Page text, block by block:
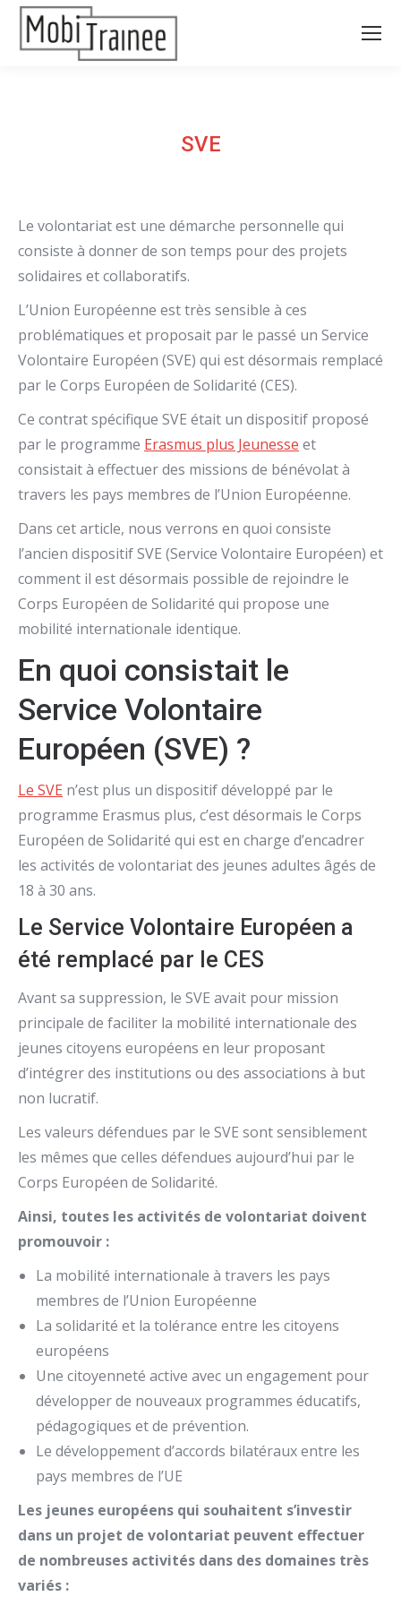
SVE
Le volontariat est une démarche personnelle qui
consiste à donner de son temps pour des projets
solidaires et collaboratifs.
L’Union Européenne est très sensible à ces
problématiques et proposait par le passé un Service
Volontaire Européen (SVE) qui est désormais remplacé
par le Corps Européen de Solidarité (CES).
Ce contrat spécifique SVE était un dispositif proposé
par le programme Erasmus plus Jeunesse et
consistait à effectuer des missions de bénévolat à
travers les pays membres de l’Union Européenne.
Dans cet article, nous verrons en quoi consiste
l’ancien dispositif SVE (Service Volontaire Européen) et
comment il est désormais possible de rejoindre le
Corps Européen de Solidarité qui propose une
mobilité internationale identique.
En quoi consistait le
Service Volontaire
Européen (SVE) ?
Le SVE n’est plus un dispositif développé par le
programme Erasmus plus, c’est désormais le Corps
Européen de Solidarité qui est en charge d’encadrer
les activités de volontariat des jeunes adultes âgés de
18 à 30 ans.
Le Service Volontaire Européen a
été remplacé par le CES
Avant sa suppression, le SVE avait pour mission
principale de faciliter la mobilité internationale des
jeunes citoyens européens en leur proposant
d’intégrer des institutions ou des associations à but
non lucratif.
Les valeurs défendues par le SVE sont sensiblement
les mêmes que celles défendues aujourd’hui par le
Corps Européen de Solidarité.
Ainsi, toutes les activités de volontariat doivent
promouvoir :
La mobilité internationale à travers les pays
membres de l’Union Européenne
La solidarité et la tolérance entre les citoyens
européens
Une citoyenneté active avec un engagement pour
développer de nouveaux programmes éducatifs,
pédagogiques et de prévention.
Le développement d’accords bilatéraux entre les
pays membres de l’UE
Les jeunes européens qui souhaitent s’investir
dans un projet de volontariat peuvent effectuer
de nombreuses activités dans des domaines très
variés :